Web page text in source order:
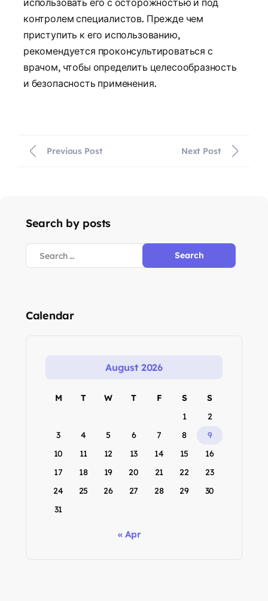
использовать его с осторожностью и под
контролем специалистов. Прежде чем
приступить к его использованию,
рекомендуется проконсультироваться с
врачом, чтобы определить целесообразность
и безопасность применения.
Previous Post Next Post
Search by posts
Calendar
August 2026
M T W T F S
S
1
2
3
4 5 6 7 8
9
10
11 12 13 14 15
16
17
18 19 20 21 22
23
24
25 26 27 28 29
30
31
« Apr